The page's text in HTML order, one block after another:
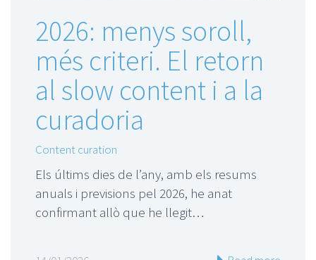
2026: menys soroll,
més criteri. El retorn
al slow content i a la
curadoria
Content curation
Els últims dies de l’any, amb els resums
anuals i previsions pel 2026, he anat
confirmant allò que he llegit…